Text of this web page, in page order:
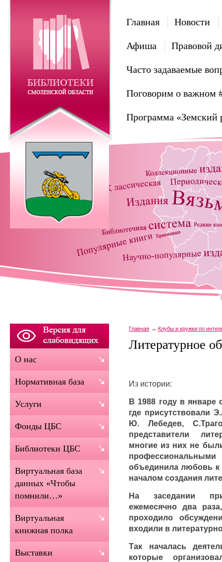
Главная Новости
Афиша Правовой
Часто задаваемые
Поговорим о важном
Программа «Земский
Главная Клубы и кружки по
Литературное
Из истории:
В 1988 году в январе
где присутствовали
Ю. Лебедев,
представители
многие из них не
профессиональными
объединила любовь к
началом создания
На заседании
ежемесячно два
проходило
входили в
Так началась
которые
О нас
Нормативная база
Услуги
Фонды ЦБС
Библиотеки ЦБС
Виртуальная база
данных «Чтобы
помнили…»
Виртуальная
книжная полка
Выставки